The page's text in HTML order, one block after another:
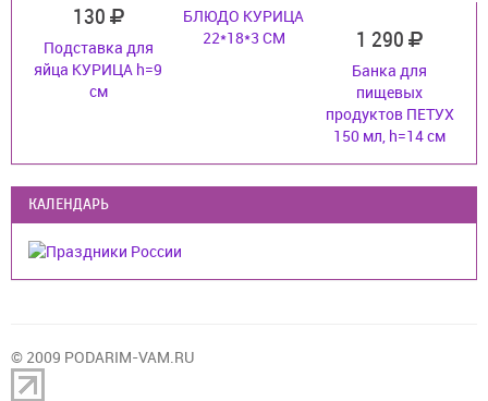
130
Подставка для
яйца КУРИЦА h=9
см
БЛЮДО КУРИЦА
22*18*3 СМ
1 290
Банка для
пищевых
продуктов ПЕТУХ
150 мл, h=14 см
КАЛЕНДАРЬ
© 2009 PODARIM-VAM.RU